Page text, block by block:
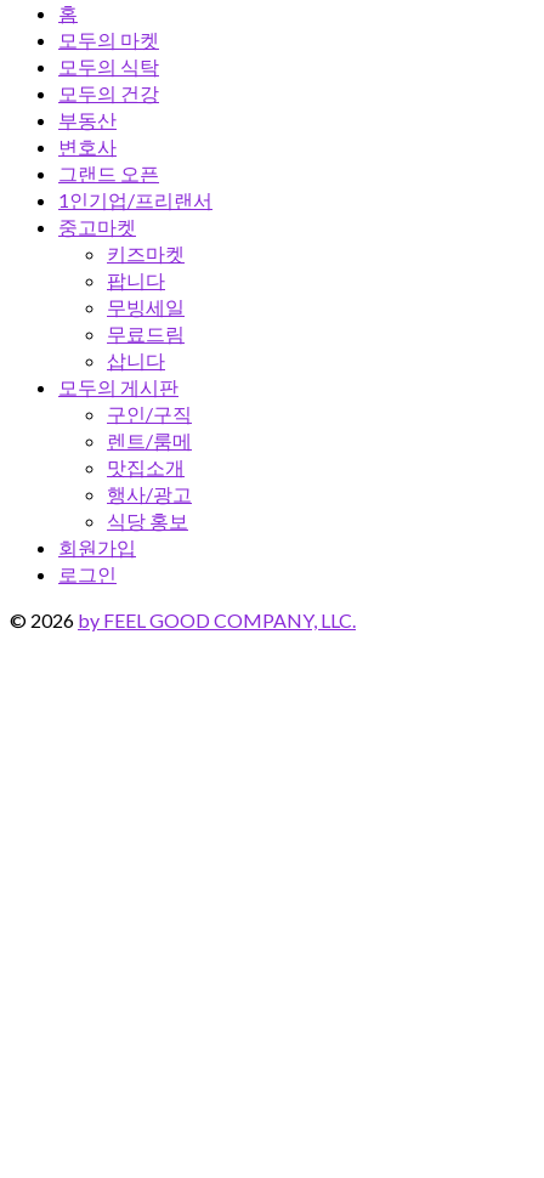
홈
모두의 마켓
모두의 식탁
모두의 건강
부동산
변호사
그랜드 오픈
1인기업/프리랜서
중고마켓
키즈마켓
팝니다
무빙세일
무료드림
삽니다
모두의 게시판
구인/구직
렌트/룸메
맛집소개
행사/광고
식당 홍보
회원가입
로그인
© 2026 by FEEL GOOD COMPANY, LLC.